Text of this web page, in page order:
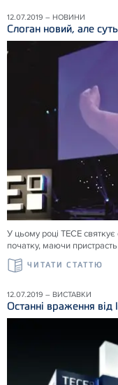
12.07.2019 – НОВИНИ
Слоган новий, але
У цьому році ТЕСЕ
початку, маючи
ЧИТАТИ СТАТТЮ
12.07.2019 – ВИСТАВКИ
Останні враження від